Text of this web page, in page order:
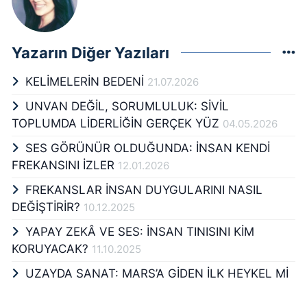
Yazarın Diğer Yazıları
KELİMELERİN BEDENİ 21.07.2026
UNVAN DEĞİL, SORUMLULUK: SİVİL
TOPLUMDA LİDERLİĞİN GERÇEK YÜZ 04.05.2026
SES GÖRÜNÜR OLDUĞUNDA: İNSAN KENDİ
FREKANSINI İZLER 12.01.2026
FREKANSLAR İNSAN DUYGULARINI NASIL
DEĞİŞTİRİR? 10.12.2025
YAPAY ZEKÂ VE SES: İNSAN TINISINI KİM
KORUYACAK? 11.10.2025
UZAYDA SANAT: MARS’A GİDEN İLK HEYKEL Mİ